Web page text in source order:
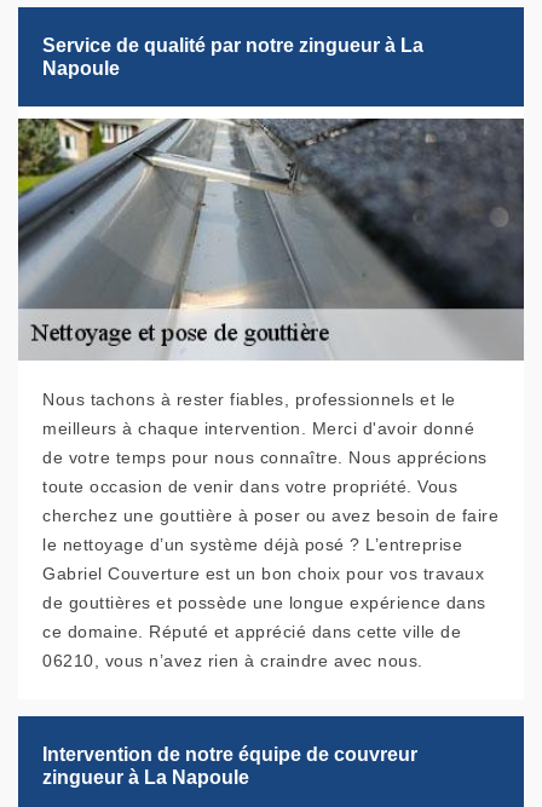
Service de qualité par notre zingueur à La
Napoule
Nous tachons à rester fiables, professionnels et le
meilleurs à chaque intervention. Merci d'avoir donné
de votre temps pour nous connaître. Nous apprécions
toute occasion de venir dans votre propriété. Vous
cherchez une gouttière à poser ou avez besoin de faire
le nettoyage d’un système déjà posé ? L’entreprise
Gabriel Couverture est un bon choix pour vos travaux
de gouttières et possède une longue expérience dans
ce domaine. Réputé et apprécié dans cette ville de
06210, vous n’avez rien à craindre avec nous.
Intervention de notre équipe de couvreur
zingueur à La Napoule